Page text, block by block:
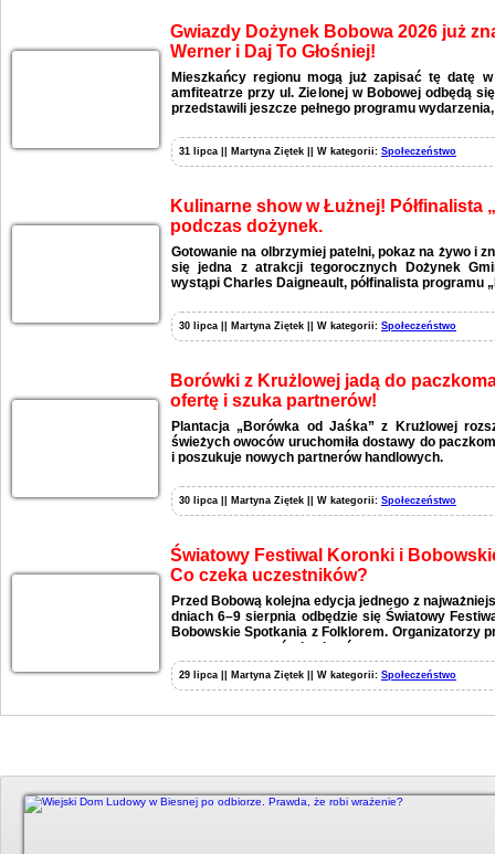
Gwiazdy Dożynek Bobowa 2026 już
Werner i Daj To Głośniej!
Mieszkańcy regionu mogą już zapisać tę datę
amfiteatrze przy ul. Zielonej w Bobowej odbędą
przedstawili jeszcze pełnego programu
31 lipca || Martyna Ziętek || W kategorii: Społeczeństwo
Kulinarne show w Łużnej! Półfinalista
podczas dożynek.
Gotowanie na olbrzymiej patelni, pokaz na żywo i
się jedna z atrakcji tegorocznych Dożynek
wystąpi Charles Daigneault, półfinalista programu
30 lipca || Martyna Ziętek || W kategorii: Społeczeństwo
Borówki z Krużlowej jadą do
ofertę i szuka partnerów!
Plantacja „Borówka od Jaśka” z Krużlowej
świeżych owoców uruchomiła dostawy do
i poszukuje nowych partnerów handlowych.
30 lipca || Martyna Ziętek || W kategorii: Społeczeństwo
Światowy Festiwal Koronki i
Co czeka uczestników?
Przed Bobową kolejna edycja jednego z
dniach 6–9 sierpnia odbędzie się Światowy
Bobowskie Spotkania z Folklorem. Organizatorzy
wystaw, warsztatów i pokazów.
29 lipca || Martyna Ziętek || W kategorii: Społeczeństwo